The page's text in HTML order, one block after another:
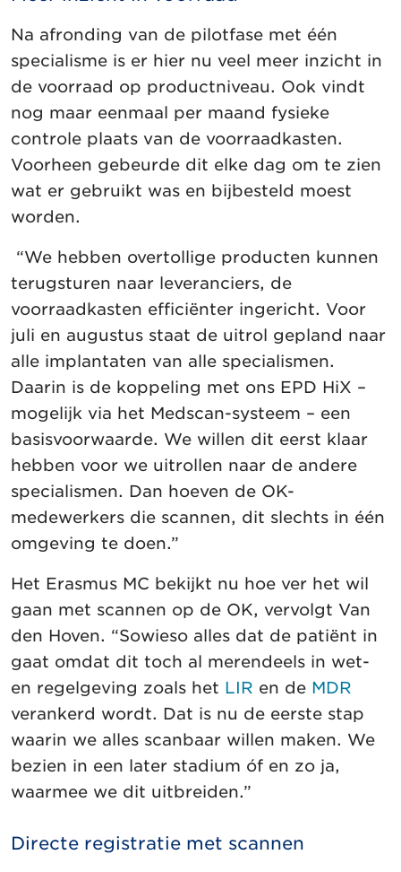
Na afronding van de pilotfase met één
specialisme is er hier nu veel meer inzicht in
de voorraad op productniveau. Ook vindt
nog maar eenmaal per maand fysieke
controle plaats van de voorraadkasten.
Voorheen gebeurde dit elke dag om te zien
wat er gebruikt was en bijbesteld moest
worden.
“We hebben overtollige producten kunnen
terugsturen naar leveranciers, de
voorraadkasten efficiënter ingericht. Voor
juli en augustus staat de uitrol gepland naar
alle implantaten van alle specialismen.
Daarin is de koppeling met ons EPD HiX –
mogelijk via het Medscan-systeem – een
basisvoorwaarde. We willen dit eerst klaar
hebben voor we uitrollen naar de andere
specialismen. Dan hoeven de OK-
medewerkers die scannen, dit slechts in één
omgeving te doen.”
Het Erasmus MC bekijkt nu hoe ver het wil
gaan met scannen op de OK, vervolgt Van
den Hoven. “Sowieso alles dat de patiënt in
gaat omdat dit toch al merendeels in wet-
en regelgeving zoals het LIR en de MDR
verankerd wordt. Dat is nu de eerste stap
waarin we alles scanbaar willen maken. We
bezien in een later stadium óf en zo ja,
waarmee we dit uitbreiden.”
Directe registratie met scannen